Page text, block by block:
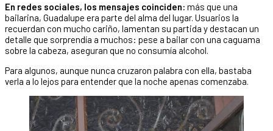
En redes sociales, los mensajes coinciden: más que una
bailarina, Guadalupe era parte del alma del lugar. Usuarios la
recuerdan con mucho cariño, lamentan su partida y destacan un
detalle que sorprendía a muchos: pese a bailar con una caguama
sobre la cabeza, aseguran que no consumía alcohol.
Para algunos, aunque nunca cruzaron palabra con ella, bastaba
verla a lo lejos para entender que la noche apenas comenzaba.